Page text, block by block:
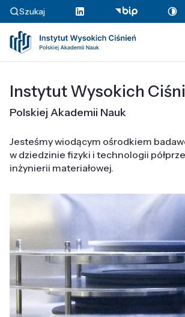
Szukaj
Instytut Wysokich
Polskiej Akademii Nauk
Jesteśmy wiodącym ośrodkiem
w dziedzinie fizyki i technologii
inżynierii materiałowej.